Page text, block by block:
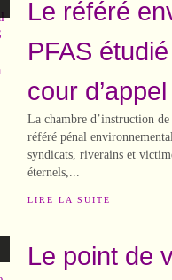
Le référé
PFAS
cour
La chambre d’instruction
référé pénal
syndicats, riverains et
éternels,...
LIRE LA SUITE
Le point de